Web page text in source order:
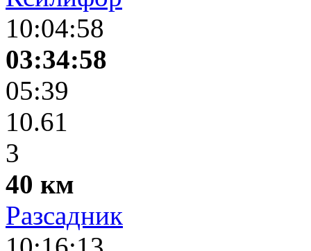
10:04:58
03:34:58
05:39
10.61
3
40 км
Разсадник